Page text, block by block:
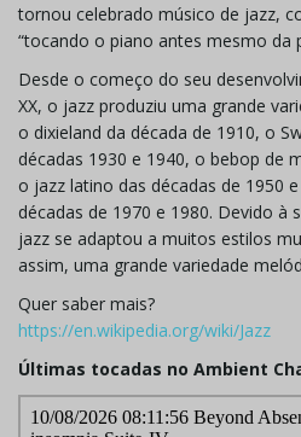
tornou celebrado músico de jazz,
“tocando o piano antes mesmo da
Desde o começo do seu
XX, o jazz produziu uma grande
o dixieland da década de 1910, o
décadas 1930 e 1940, o bebop de
o jazz latino das décadas de 1950
décadas de 1970 e 1980. Devido à
jazz se adaptou a muitos estilos
assim, uma grande variedade
Quer saber mais?
https://en.wikipedia.org/wiki/Jazz
Últimas tocadas no Ambient